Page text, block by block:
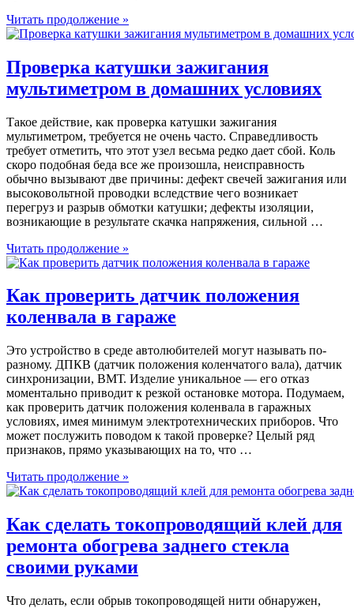
Читать продолжение »
Проверка катушки зажигания
мультиметром в домашних условиях
Такое действие, как проверка катушки зажигания
мультиметром, требуется не очень часто. Справедливость
требует отметить, что этот узел весьма редко дает сбой. Коль
скоро подобная беда все же произошла, неисправность
обычно вызывают две причины: дефект свечей зажигания или
высоковольтной проводки вследствие чего возникает
перегруз и разрыв обмотки катушки; дефекты изоляции,
возникающие в результате скачка напряжения, сильной …
Читать продолжение »
Как проверить датчик положения
коленвала в гараже
Это устройство в среде автолюбителей могут называть по-
разному. ДПКВ (датчик положения коленчатого вала), датчик
синхронизации, ВМТ. Изделие уникальное — его отказ
моментально приводит к резкой остановке мотора. Подумаем,
как проверить датчик положения коленвала в гаражных
условиях, имея минимум электротехнических приборов. Что
может послужить поводом к такой проверке? Целый ряд
признаков, прямо указывающих на то, что …
Читать продолжение »
Как сделать токопроводящий клей для
ремонта обогрева заднего стекла
своими руками
Что делать, если обрыв токопроводящей нити обнаружен,